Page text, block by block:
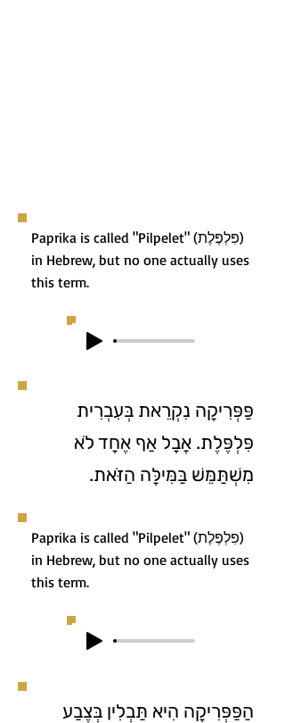
Paprika is called "Pilpelet" (פִּלְפֶּלֶת)
in Hebrew, but no one actually uses
this term.
פַּפְּרִיקָה נִקְרֵאת בְּעִבְרִית
פִּלְפֶּלֶת. אֲבָל אַף אֶחָד לֹא
מִשְׁתַּמֵּשׁ בַּמִּילָּה הַזֹּאת.
Paprika is called "Pilpelet" (פִּלְפֶּלֶת)
in Hebrew, but no one actually uses
this term.
הַפַּפְּרִיקָה הִיא תַּבְלִין בְּצֶבַע